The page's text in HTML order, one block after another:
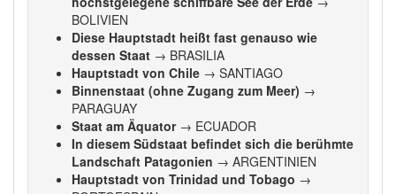
BOLIVIEN
Diese Hauptstadt heißt fast genauso wie
dessen Staat → BRASILIA
Hauptstadt von Chile → SANTIAGO
Binnenstaat (ohne Zugang zum Meer) →
PARAGUAY
Staat am Äquator → ECUADOR
In diesem Südstaat befindet sich die berühmte
Landschaft Patagonien → ARGENTINIEN
Hauptstadt von Trinidad und Tobago →